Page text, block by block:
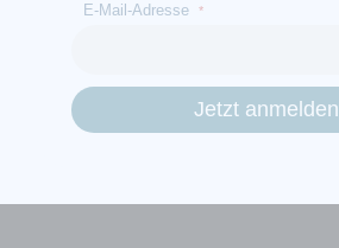
E-Mail-Adresse *